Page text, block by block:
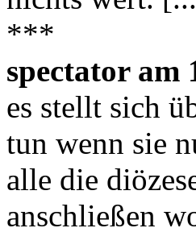
***
spectator am
es stellt sich
tun wenn sie
alle die
anschließen